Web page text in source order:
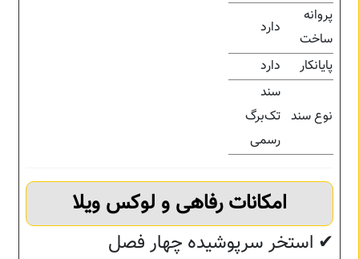
پروانه
ساخت
دارد
پایانکار
دارد
نوع سند
سند
تک‌برگ
رسمی
امکانات رفاهی و لوکس ویلا
✔ استخر سرپوشیده چهار فصل